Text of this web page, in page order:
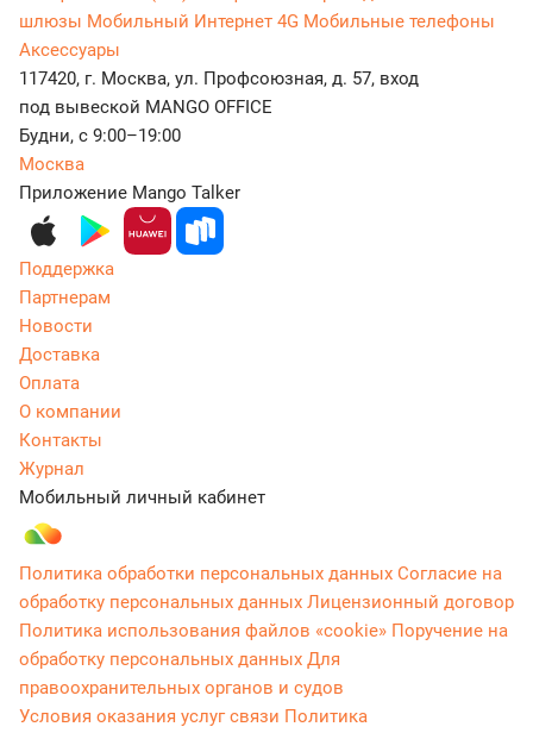
шлюзы Мобильный Интернет 4G Мобильные телефоны
Аксессуары
117420, г. Москва, ул. Профсоюзная, д. 57, вход
под вывеской MANGO OFFICE
Будни, с 9:00–19:00
Москва
Приложение Mango Talker
Поддержка
Партнерам
Новости
Доставка
Оплата
О компании
Контакты
Журнал
Мобильный личный кабинет
Политика обработки персональных данных Согласие на
обработку персональных данных Лицензионный договор
Политика использования файлов «cookie» Поручение на
обработку персональных данных Для
правоохранительных органов и судов
Условия оказания услуг связи Политика